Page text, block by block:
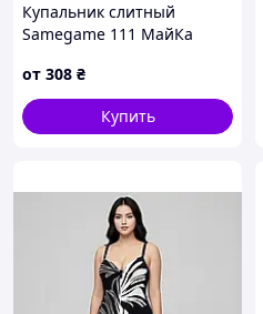
Купальник слитный
Samegame 111 МайКа
размеры
от 308 ₴
Купить